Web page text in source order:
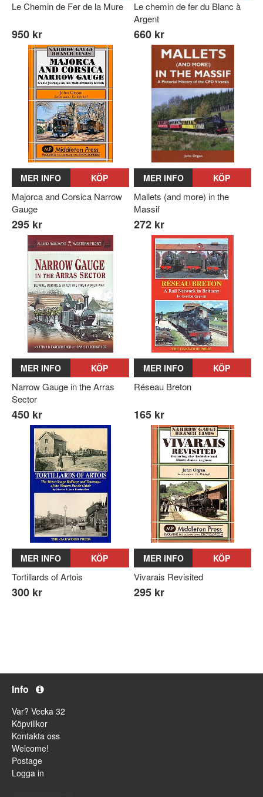
Le Chemin de Fer de la Mure
950 kr
Le chemin de fer du Blanc à
Argent
660 kr
MER INFO KÖP
Majorca and Corsica Narrow
Gauge
295 kr
MER INFO KÖP
Mallets (and more) in the
Massif
272 kr
MER INFO KÖP
Narrow Gauge in the Arras
Sector
450 kr
MER INFO KÖP
Réseau Breton
165 kr
MER INFO KÖP
Tortillards of Artois
300 kr
MER INFO KÖP
Vivarais Revisited
295 kr
Info
Var? Vecka 32
Köpvillkor
Kontakta oss
Welcome!
Postage
Logga in